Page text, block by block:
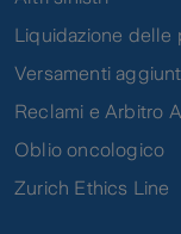
Liquidazione delle
Versamenti
Reclami e Arbitro
Oblio oncologico
Zurich Ethics Line